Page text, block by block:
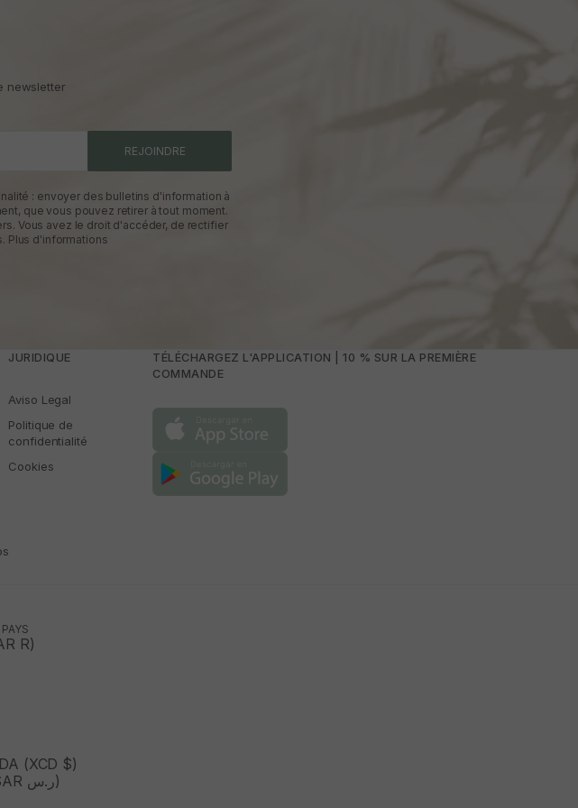
newsletter
REJOINDRE
: envoyer des bulletins d'information à
que vous pouvez retirer à tout moment.
Vous avez le droit d'accéder, de rectifier
Plus d'informations
JURIDIQUE
Aviso Legal
Politique de
confidentialité
Cookies
TÉLÉCHARGEZ L'APPLICATION | 10 % SUR LA PREMIÈRE
COMMANDE
PAYS
R)
(XCD $)
ARABIE SAOUDITE (SAR ر.س)